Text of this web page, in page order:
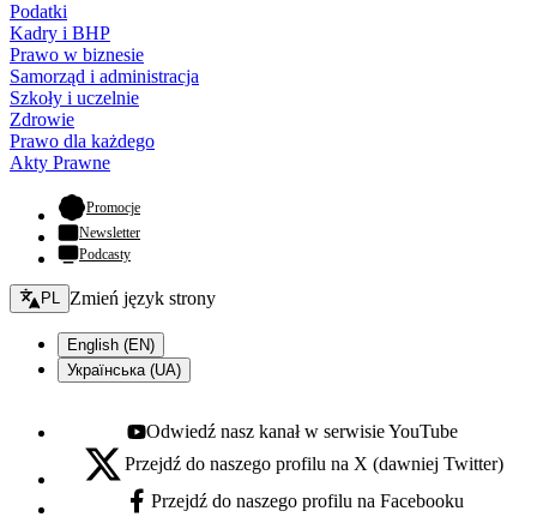
Podatki
Kadry i BHP
Prawo w biznesie
Samorząd i administracja
Szkoły i uczelnie
Zdrowie
Prawo dla każdego
Akty Prawne
Promocje- otwiera się w nowej karcie
Newsletter
Podcasty
Zmień język - bieżący:
PL Zmień język strony
English (EN)
Українська (UA)
Youtube - otwiera się w nowej karcie
Odwiedź nasz kanał w serwisie YouTube
X - otwiera się w nowej karcie
Przejdź do naszego profilu na X (dawniej Twitter)
Facebook - otwiera się w nowej karcie
Przejdź do naszego profilu na Facebooku